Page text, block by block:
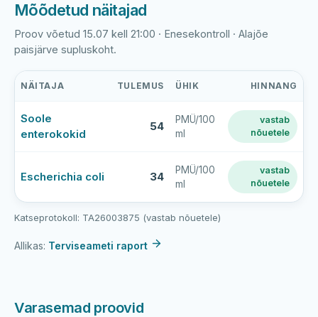
Mõõdetud näitajad
Proov võetud 15.07 kell 21:00 · Enesekontroll · Alajõe
paisjärve supluskoht.
paisjärve
supluskoha
veeproovi
NÄITAJA TULEMUS ÜHIK HINNANG
Soole
enterokokid
54
PMÜ/100
ml
vastab
nõuetele
Escherichia coli 34
PMÜ/100
ml
vastab
nõuetele
Katseprotokoll: TA26003875 (vastab nõuetele)
Allikas: Terviseameti raport
Varasemad proovid